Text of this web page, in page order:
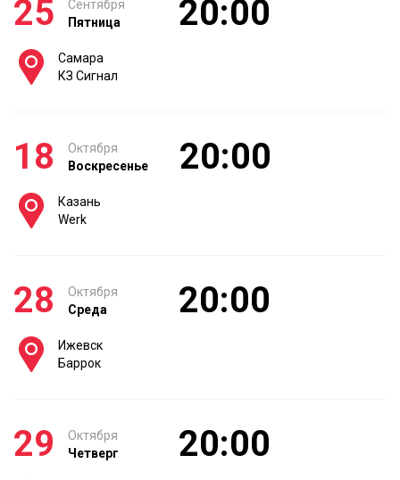
25
Сентября
Пятница
20:00
Самара
КЗ Сигнал
18
Октября
Воскресенье
20:00
Казань
Werk
28
Октября
Среда
20:00
Ижевск
Баррок
29
Октября
Четверг
20:00